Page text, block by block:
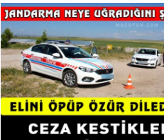
kadın figürlerinden dikkatinizi en...